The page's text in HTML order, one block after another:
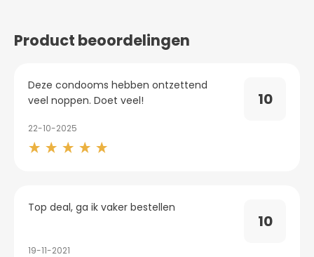
Product beoordelingen
10
Deze condooms hebben ontzettend
veel noppen. Doet veel!
22-10-2025
10
Top deal, ga ik vaker bestellen
19-11-2021